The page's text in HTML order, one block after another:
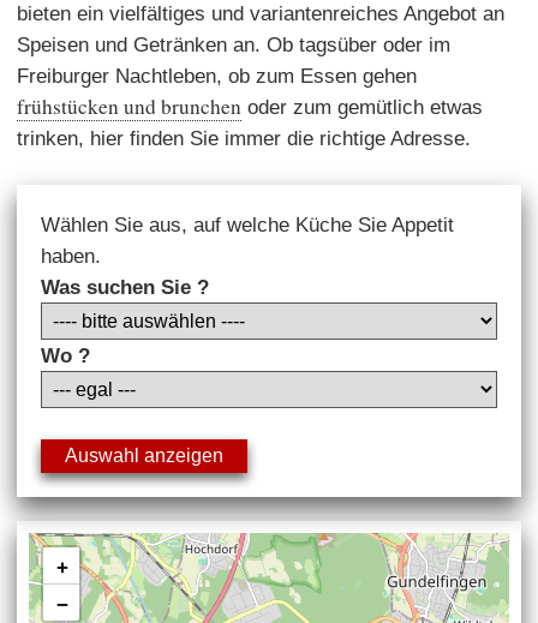
bieten ein vielfältiges und variantenreiches Angebot an
Speisen und Getränken an. Ob tagsüber oder im
Freiburger Nachtleben, ob zum Essen gehen
frühstücken und brunchen oder zum gemütlich etwas
trinken, hier finden Sie immer die richtige Adresse.
Wählen Sie aus, auf welche Küche Sie Appetit
haben.
Was suchen Sie ?
Wo ?
+
−